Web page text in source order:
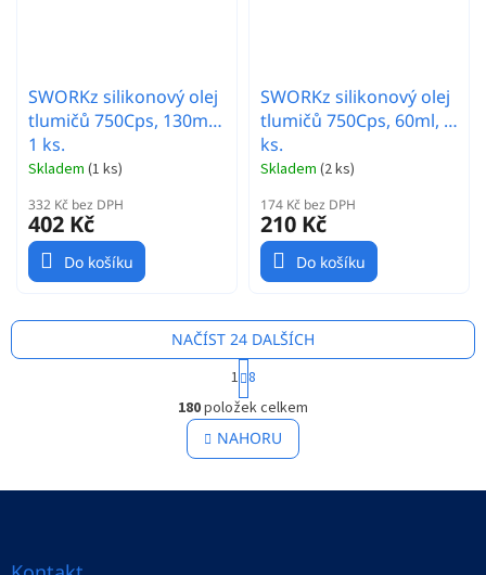
SWORKz silikonový olej
tlumičů 750Cps, 130ml,
1 ks.
Skladem (1 ks)
332 Kč bez DPH
402 Kč
Do košíku
SWORKz silikonový olej
tlumičů 750Cps, 60ml, 1
ks.
Skladem (2 ks)
174 Kč bez DPH
210 Kč
Do košíku
O
v
l
á
NAČÍST 24 DALŠÍCH
S
t
r
á
n
k
v
1 8
180položek celkem
NAHORU
Z